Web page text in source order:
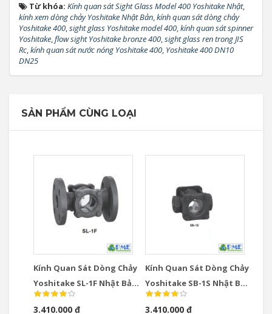
Từ khóa: Kính quan sát Sight Glass Model 400 Yoshitake Nhật,
kính xem dòng chảy Yoshitake Nhật Bản,kính quan sát dòng chảy
Yoshitake 400,sight glass Yoshitake model 400,kính quan sát spinner
Yoshitake,flow sight Yoshitake bronze 400,sight glass ren trong JIS
Rc,kính quan sát nước nóng Yoshitake 400, Yoshitake 400 DN10
DN25
SẢN PHẨM CÙNG LOẠI
Kính Quan Sát Dòng Chảy
Yoshitake SL-1F Nhật Bản
DN15-DN50 Mặt Bích
3.410.000 đ
Kính Quan Sát Dòng Chảy
Yoshitake SB-1S Nhật Bản
DN15-DN50 Ren JIS Rc
3.410.000 đ